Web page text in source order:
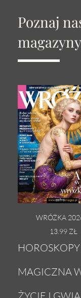
Poznaj
WRÓŻKA
13.99 ZŁ
HOROSKOPY
Dzienny
Tygodniowy
MAGICZNA
Zodiak
ŻYCIE I